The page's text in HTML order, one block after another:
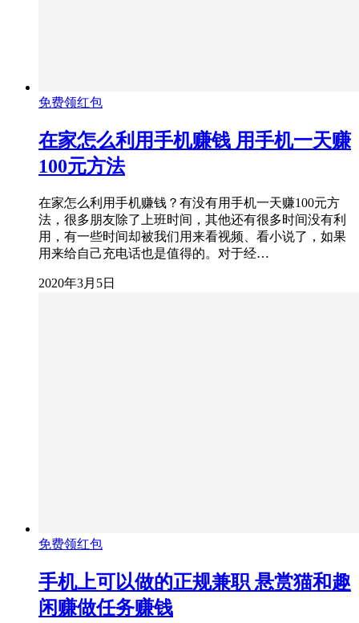
免费领红包
在家怎么利用手机赚钱 用手机一天赚
100元方法
在家怎么利用手机赚钱？有没有用手机一天赚100元方
法，很多朋友除了上班时间，其他还有很多时间没有利
用，有一些时间却被我们用来看视频、看小说了，如果
用来给自己充电话也是值得的。对于经…
2020年3月5日
免费领红包
手机上可以做的正规兼职 悬赏猫和趣
闲赚做任务赚钱